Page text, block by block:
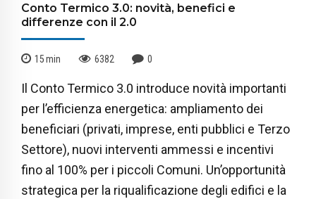
Conto Termico 3.0: novità, benefici e
differenze con il 2.0
15min 6382 0
Il Conto Termico 3.0 introduce novità importanti
per l’efficienza energetica: ampliamento dei
beneficiari (privati, imprese, enti pubblici e Terzo
Settore), nuovi interventi ammessi e incentivi
fino al 100% per i piccoli Comuni. Un’opportunità
strategica per la riqualificazione degli edifici e la